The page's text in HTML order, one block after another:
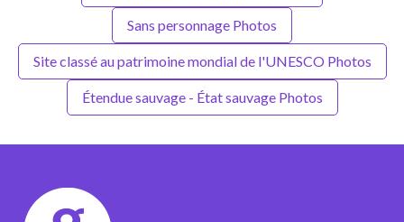
Sans personnage Photos
Site classé au patrimoine mondial de l'UNESCO Photos
Étendue sauvage - État sauvage Photos